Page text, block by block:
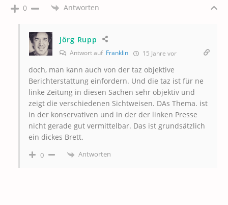
0 Antworten
Jörg Rupp
Antwort auf Franklin 15 Jahre vor
doch, man kann auch von der taz objektive
Berichterstattung einfordern. Und die taz ist für ne
linke Zeitung in diesen Sachen sehr objektiv und
zeigt die verschiedenen Sichtweisen. DAs Thema. ist
in der konservativen und in der der linken Presse
nicht gerade gut vermittelbar. Das ist grundsätzlich
ein dickes Brett.
0 Antworten